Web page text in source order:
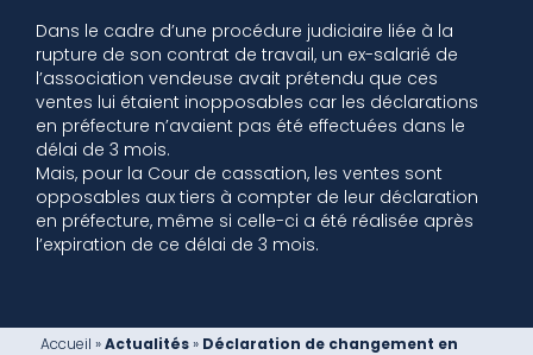
Dans le cadre d’une procédure judiciaire liée à la
rupture de son contrat de travail, un ex-salarié de
l’association vendeuse avait prétendu que ces
ventes lui étaient inopposables car les déclarations
en préfecture n’avaient pas été effectuées dans le
délai de 3 mois.
Mais, pour la Cour de cassation, les ventes sont
opposables aux tiers à compter de leur déclaration
en préfecture, même si celle-ci a été réalisée après
l’expiration de ce délai de 3 mois.
Accueil »Actualités» Déclaration de changement en